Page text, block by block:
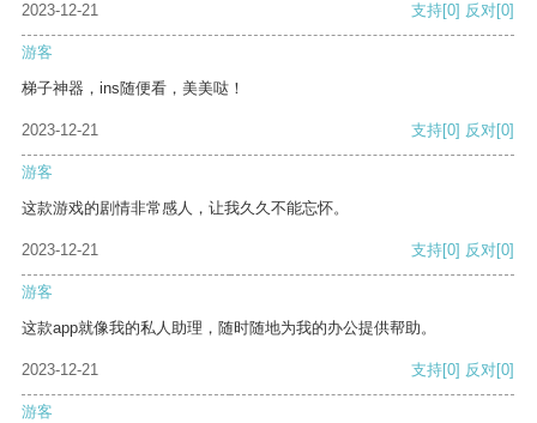
2023-12-21 支持[0] 反对[0]
游客
梯子神器，ins随便看，美美哒！
2023-12-21 支持[0] 反对[0]
游客
这款游戏的剧情非常感人，让我久久不能忘怀。
2023-12-21 支持[0] 反对[0]
游客
这款app就像我的私人助理，随时随地为我的办公提供帮助。
2023-12-21 支持[0] 反对[0]
游客